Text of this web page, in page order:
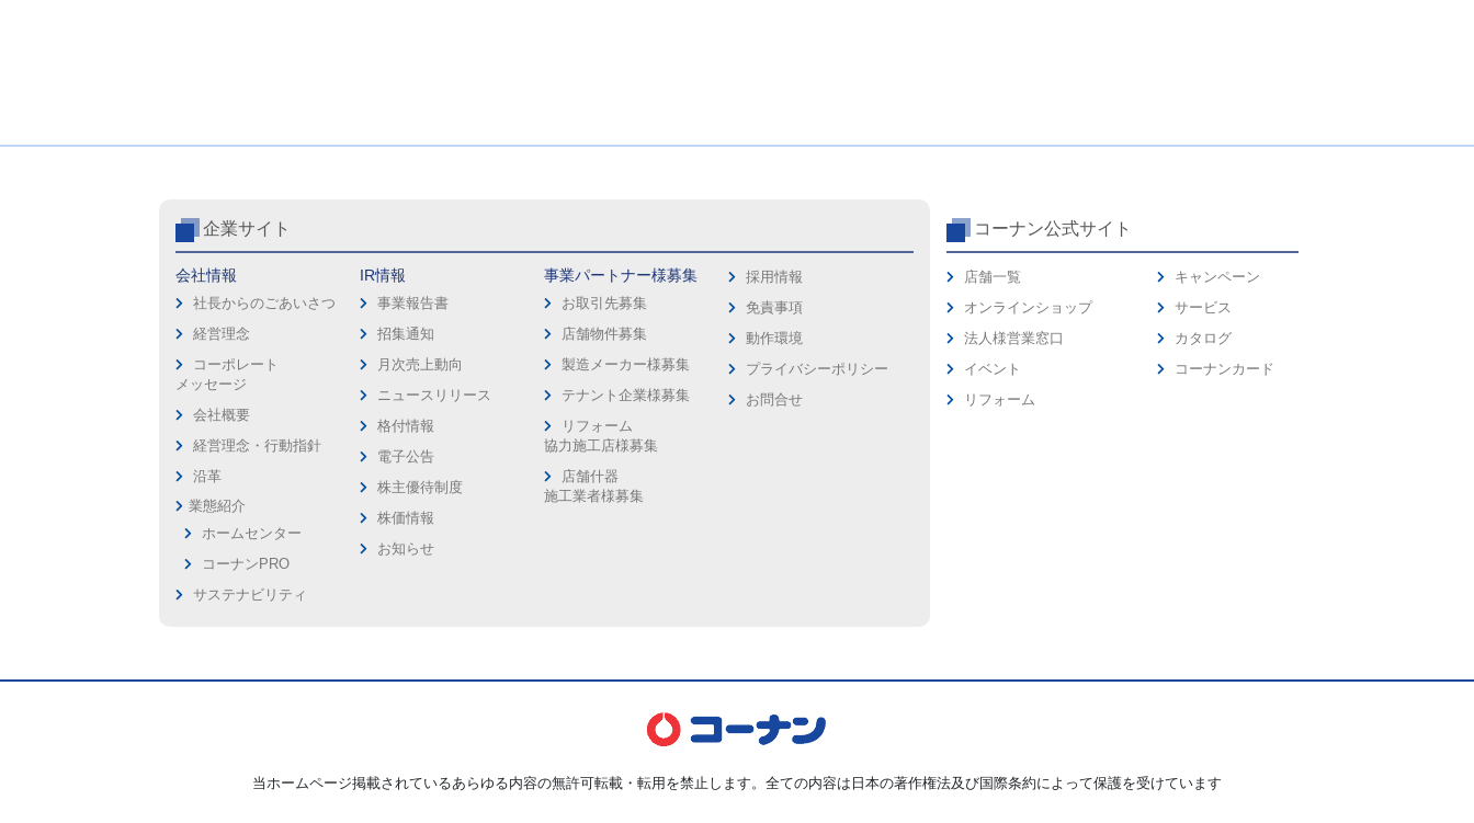
企業サイト
会社情報
社長からのごあいさつ
経営理念
コーポレート
メッセージ
会社概要
経営理念・行動指針
沿革
業態紹介
ホームセンター
コーナンPRO
サステナビリティ
IR情報
事業報告書
招集通知
月次売上動向
ニュースリリース
格付情報
電子公告
株主優待制度
株価情報
お知らせ
事業パートナー様募集
お取引先募集
店舗物件募集
製造メーカー様募集
テナント企業様募集
リフォーム
協力施工店様募集
店舗什器
施工業者様募集
採用情報
免責事項
動作環境
プライバシーポリシー
お問合せ
コーナン公式サイト
店舗一覧
オンラインショップ
法人様営業窓口
イベント
リフォーム
キャンペーン
サービス
カタログ
コーナンカード
当ホームページ掲載されているあらゆる内容の無許可転載・転用を禁止します。全ての内容は日本の著作権法及び国際条約によって保護を受けています